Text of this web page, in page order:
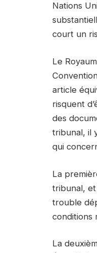
Nations
court un
Le
article
risquent
des
tribunal, il
qui
La
tribunal, et
trouble
conditions
La